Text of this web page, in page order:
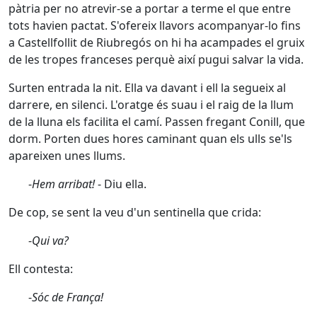
pàtria per no atrevir-se a portar a terme el que entre
tots havien pactat. S'ofereix llavors acompanyar-lo fins
a Castellfollit de Riubregós on hi ha acampades el gruix
de les tropes franceses perquè així pugui salvar la vida.
Surten entrada la nit. Ella va davant i ell la segueix al
darrere, en silenci. L'oratge és suau i el raig de la llum
de la lluna els facilita el camí. Passen fregant Conill, que
dorm. Porten dues hores caminant quan els ulls se'ls
apareixen unes llums.
-Hem arribat!- Diu ella.
De cop, se sent la veu d'un sentinella que crida:
-Qui va?
Ell contesta:
-Sóc de França!